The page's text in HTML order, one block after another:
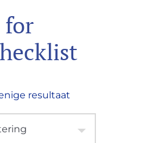
for
resultaat